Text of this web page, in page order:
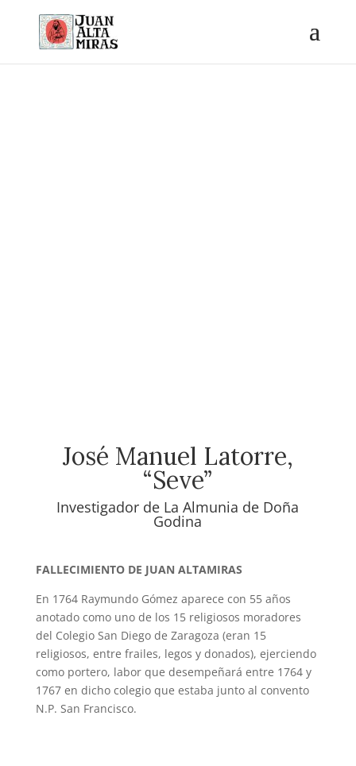
José Manuel Latorre,
“Seve”
Investigador de La Almunia de Doña
Godina
FALLECIMIENTO DE JUAN ALTAMIRAS
En 1764 Raymundo Gómez aparece con 55 años
anotado como uno de los 15 religiosos moradores
del Colegio San Diego de Zaragoza (eran 15
religiosos, entre frailes, legos y donados), ejerciendo
como portero, labor que desempeñará entre 1764 y
1767 en dicho colegio que estaba junto al convento
N.P. San Francisco.